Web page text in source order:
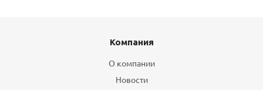
Компания
О компании
Новости